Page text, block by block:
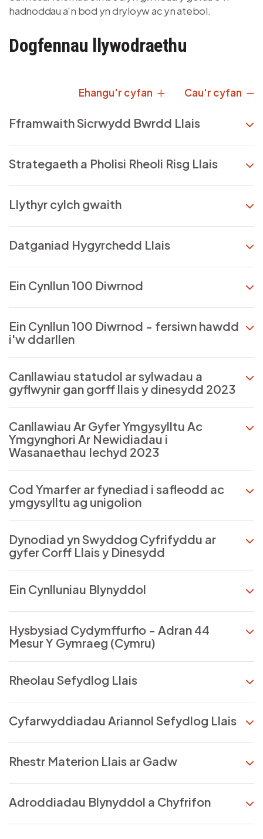
hadnoddau a'n bod yn dryloyw ac yn atebol.
Dogfennau llywodraethu
Ehangu'r cyfan Cau'r cyfan
Fframwaith Sicrwydd Bwrdd Llais
Strategaeth a Pholisi Rheoli Risg Llais
Llythyr cylch gwaith
Datganiad Hygyrchedd Llais
Ein Cynllun 100 Diwrnod
Ein Cynllun 100 Diwrnod - fersiwn hawdd
i'w ddarllen
Canllawiau statudol ar sylwadau a
gyflwynir gan gorff llais y dinesydd 2023
Canllawiau Ar Gyfer Ymgysylltu Ac
Ymgynghori Ar Newidiadau i
Wasanaethau Iechyd 2023
Cod Ymarfer ar fynediad i safleodd ac
ymgysylltu ag unigolion
Dynodiad yn Swyddog Cyfrifyddu ar
gyfer Corff Llais y Dinesydd
Ein Cynlluniau Blynyddol
Hysbysiad Cydymffurfio - Adran 44
Mesur Y Gymraeg (Cymru)
Rheolau Sefydlog Llais
Cyfarwyddiadau Ariannol Sefydlog Llais
Rhestr Materion Llais ar Gadw
Adroddiadau Blynyddol a Chyfrifon